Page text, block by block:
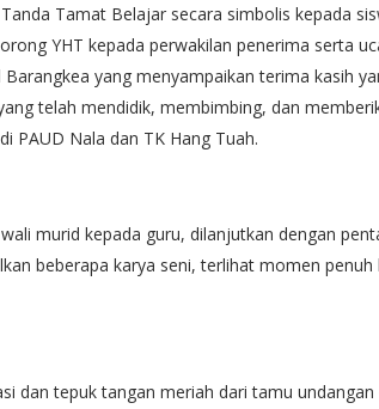
Tamat Belajar secara simbolis kepada
YHT kepada perwakilan penerima serta
yang menyampaikan terima kasih
telah mendidik, membimbing, dan
PAUD Nala dan TK Hang Tuah.
murid kepada guru, dilanjutkan dengan
beberapa karya seni, terlihat momen penuh
dan tepuk tangan meriah dari tamu undangan